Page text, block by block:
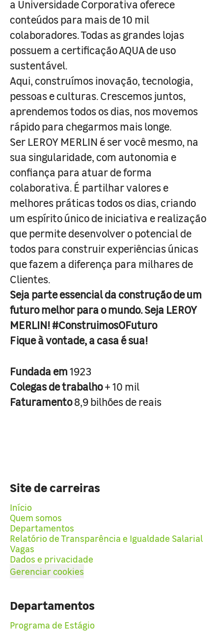
a Universidade Corporativa oferece
conteúdos para mais de 10 mil
colaboradores. Todas as grandes lojas
possuem a certificação AQUA de uso
sustentável.
Aqui, construímos inovação, tecnologia,
pessoas e culturas. Crescemos juntos,
aprendemos todos os dias, nos movemos
rápido para chegarmos mais longe.
Ser LEROY MERLIN é ser você mesmo, na
sua singularidade, com autonomia e
confiança para atuar de forma
colaborativa. É partilhar valores e
melhores práticas todos os dias, criando
um espírito único de iniciativa e realização
que permite desenvolver o potencial de
todos para construir experiências únicas
que fazem a diferença para milhares de
Clientes.
Seja parte essencial da construção de um
futuro melhor para o mundo. Seja LEROY
MERLIN! #ConstruimosOFuturo
Fique à vontade, a casa é sua!
Fundada em1923
Colegas de trabalho+ 10 mil
Faturamento8,9 bilhões de reais
Site de carreiras
Início
Quem somos
Departamentos
Relatório de Transparência e Igualdade Salarial
Vagas
Dados e privacidade
Gerenciar cookies
Departamentos
Programa de Estágio